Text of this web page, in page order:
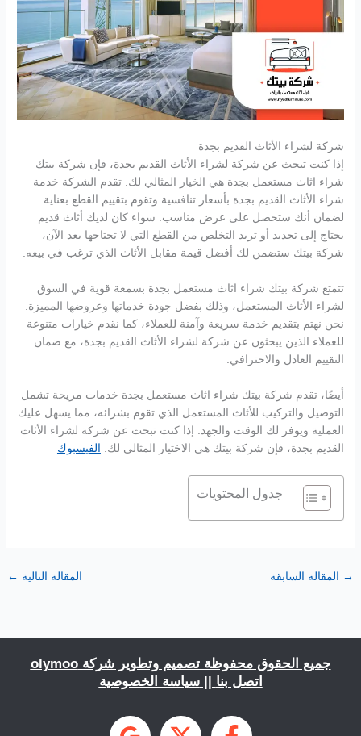
شركة لشراء الأثاث القديم بجدة
إذا كنت تبحث عن شركة لشراء الأثاث القديم بجدة، فإن شركة بيتك
شراء اثاث مستعمل بجدة هي الخيار المثالي لك. تقدم الشركة خدمة
شراء الأثاث القديم بجدة بأسعار تنافسية وتقوم بتقييم القطع بعناية
لضمان أنك ستحصل على عرض مناسب. سواء كان لديك أثاث قديم
يحتاج إلى تجديد أو تريد التخلص من القطع التي لا تحتاجها بعد الآن،
شركة بيتك ستضمن لك أفضل قيمة مقابل الأثاث الذي ترغب في بيعه.
تتمتع شركة بيتك شراء اثاث مستعمل بجدة بسمعة قوية في السوق
لشراء الأثاث المستعمل، وذلك بفضل جودة خدماتها وعروضها المميزة.
نحن نهتم بتقديم خدمة سريعة وآمنة للعملاء، كما نقدم خيارات متنوعة
للعملاء الذين يبحثون عن شركة لشراء الأثاث القديم بجدة، مع ضمان
التقييم العادل والاحترافي.
أيضًا، تقدم شركة بيتك شراء اثاث مستعمل بجدة خدمات مريحة تشمل
التوصيل والتركيب للأثاث المستعمل الذي تقوم بشرائه، مما يسهل عليك
العملية ويوفر لك الوقت والجهد. إذا كنت تبحث عن شركة لشراء الأثاث
القديم بجدة، فإن شركة بيتك هي الاختيار المثالي لك. الفيسبوك
جدول المحتويات
→ المقالة السابقة المقالة التالية ←
جميع الحقوق محفوظة تصميم وتطوير شركةolymoo
اتصل بنا ||سياسة الخصوصية